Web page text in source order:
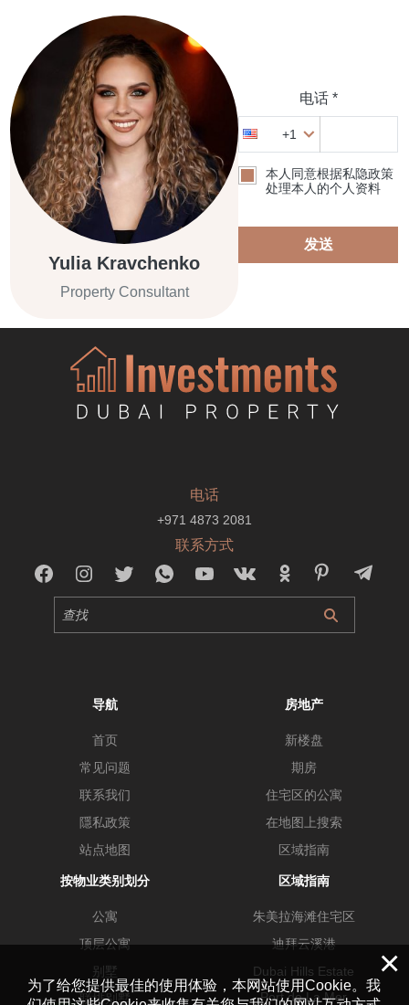
Yulia Kravchenko
Property Consultant
电话 *
+1
本人同意根据私隐政策
处理本人的个人资料
发送
电话
+971 4873 2081
联系方式
导航
首页
常见问题
联系我们
隱私政策
站点地图
房地产
新楼盘
期房
住宅区的公寓
在地图上搜索
区域指南
按物业类别划分
公寓
顶层公寓
别墅
联排别墅
区域指南
朱美拉海滩住宅区
迪拜云溪港
Dubai Hills Estate
Port de La Mer
×
为了给您提供最佳的使用体验，本网站使用Cookie。我